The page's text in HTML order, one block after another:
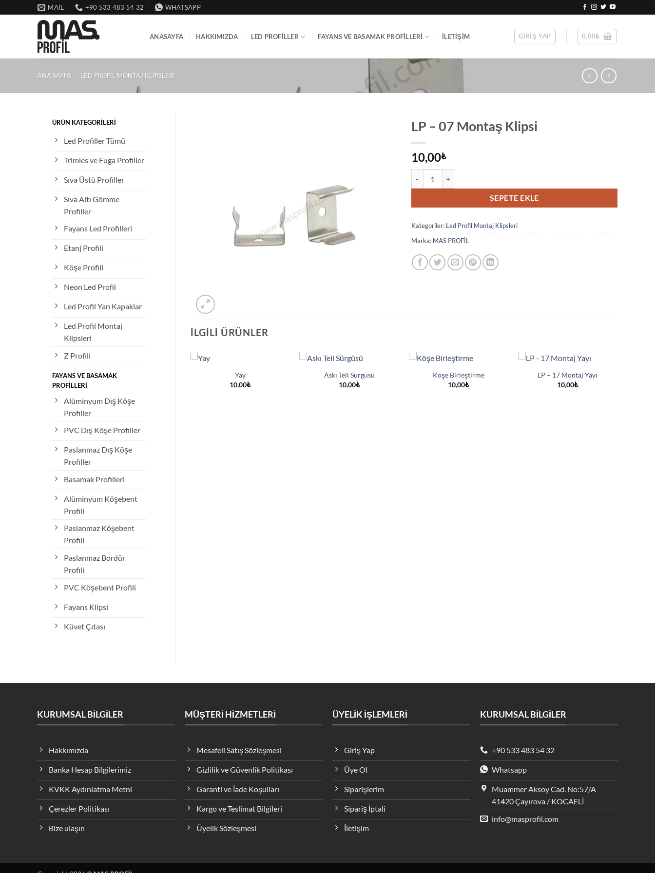
atla
MAİL +90 533 483 54 32 WHATSAPP
ANASAYFA HAKKIMIZDA LED PROFILLER FAYANS VE BASAMAK PROFILLERI İLETIŞIM GIRIŞ YAP 0,00₺
ANA SAYFA / LED PROFIL MONTAJ KLIPSLERI
ÜRÜN KATEGORILERI
Led Profiller Tümü
Trimles ve Fuga Profiller
Sıva Üstü Profiller
Sıva Altı Gömme
Profiller
Fayans Led Profilleri
Etanj Profili
Köşe Profili
Neon Led Profil
Led Profil Yan Kapaklar
Led Profil Montaj
Klipsleri
Z Profili
FAYANS VE BASAMAK
PROFİLLERİ
Alüminyum Dış Köşe
Profiller
PVC Dış Köşe Profiller
Paslanmaz Dış Köşe
Profiller
Basamak Profilleri
Alüminyum Köşebent
Profili
Paslanmaz Köşebent
Profili
Paslanmaz Bordür
Profili
PVC Köşebent Profili
Fayans Klipsi
Küvet Çıtası
LP – 07 Montaş Klipsi
10,00₺
SEPETE EKLE
Kategoriler: Led Profil Montaj Klipsleri
Marka: MAS PROFİL
İLGILI ÜRÜNLER
Yay
10,00₺
Askı Teli Sürgüsü
10,00₺
Köşe Birleştirme
10,00₺
LP – 17 Montaj Yayı
10,00₺
KURUMSAL BİLGİLER
Hakkımızda
Banka Hesap Bilgilerimiz
KVKK Aydınlatma Metni
Çerezler Politikası
Bize ulaşın
MÜŞTERİ HİZMETLERİ
Mesafeli Satış Sözleşmesi
Gizlilik ve Güvenlik Politikası
Garanti ve İade Koşulları
Kargo ve Teslimat Bilgileri
Üyelik Sözleşmesi
ÜYELİK İŞLEMLERİ
Giriş Yap
Üye Ol
Siparişlerim
Sipariş İptali
İletişim
KURUMSAL BİLGİLER
+90 533 483 54 32
Whatsapp
Muammer Aksoy Cad. No:57/A
41420 Çayırova / KOCAELİ
info@masprofil.com